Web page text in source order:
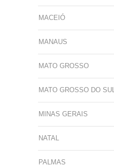
MACEIÓ
MANAUS
MATO GROSSO
MATO GROSSO DO SUL
MINAS GERAIS
NATAL
PALMAS